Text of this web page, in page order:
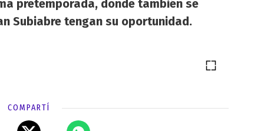
pretemporada, donde también se
Subiabre tengan su oportunidad.
COMPARTÍ